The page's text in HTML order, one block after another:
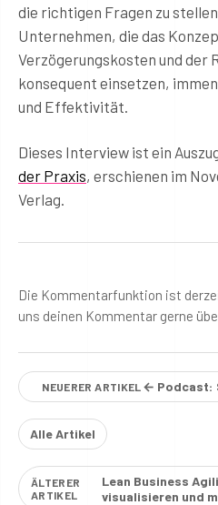
die richtigen Fragen zu
Unternehmen, die das
Verzögerungskosten und der
konsequent einsetzen,
und Effektivität.
Dieses Interview ist ein
der Praxis, erschienen im
Verlag.
Die Kommentarfunktion ist
uns deinen Kommentar gerne
NEUERER ARTIKEL ← Podcast:
Alle Artikel
ÄLTERER
ARTIKEL
Lean Business
visualisieren und